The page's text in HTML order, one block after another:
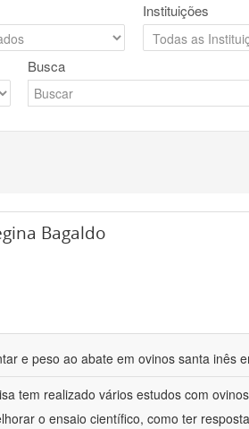
Instituições
Busca
Bagaldo
e peso ao abate em ovinos santa inês
tem realizado vários estudos com
o ensaio científico, como ter